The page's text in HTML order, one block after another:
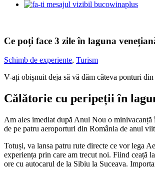
Ce poți face 3 zile în laguna
Schimb de experiente, Turism
V-ați obișnuit deja să vă dăm câteva ponturi
Călătorie cu peripeții în
Am ales imediat după Anul Nou o minivacanță
de pe patru aeroporturi din România de anul
Totuși, va lansa patru rute directe ce vor lega
experiența prin care am trecut noi. Fiind ceață
ore cu autocarul de la Sibiu la Suceava.